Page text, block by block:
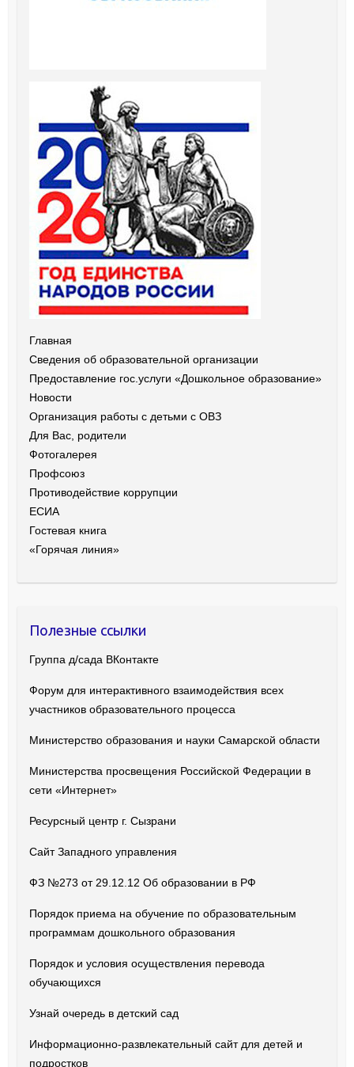
Главная
Сведения об образовательной организации
Предоставление гос.услуги «Дошкольное образование»
Новости
Организация работы с детьми с ОВЗ
Для Вас, родители
Фотогалерея
Профсоюз
Противодействие коррупции
ЕСИА
Гостевая книга
«Горячая линия»
Полезные ссылки
Группа д/сада ВКонтакте
Форум для интерактивного взаимодействия всех
участников образовательного процесса
Министерство образования и науки Самарской области
Министерства просвещения Российской Федерации в
сети «Интернет»
Ресурсный центр г. Сызрани
Сайт Западного управления
ФЗ №273 от 29.12.12 Об образовании в РФ
Порядок приема на обучение по образовательным
программам дошкольного образования
Порядок и условия осуществления перевода
обучающихся
Узнай очередь в детский сад
Информационно-развлекательный сайт для детей и
подростков